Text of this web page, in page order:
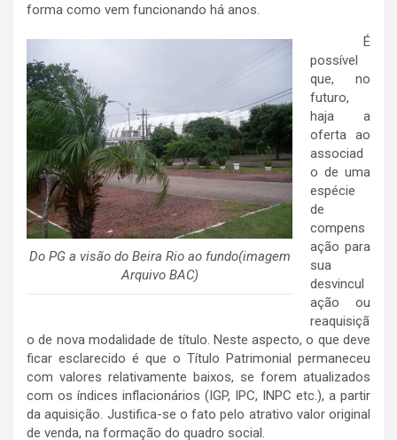
forma como vem funcionando há anos.
Do PG a visão do Beira Rio ao fundo(imagem
Arquivo BAC)
É
possível
que, no
futuro,
haja a
oferta ao
associad
o de uma
espécie
de
compens
ação para
sua
desvincul
ação ou
reaquisiçã
o de nova modalidade de título. Neste aspecto, o que deve
ficar esclarecido é que o Título Patrimonial permaneceu
com valores relativamente baixos, se forem atualizados
com os índices inflacionários (IGP, IPC, INPC etc.), a partir
da aquisição. Justifica-se o fato pelo atrativo valor original
de venda, na formação do quadro social.